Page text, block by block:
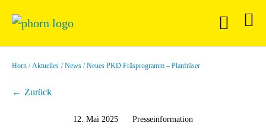
Horn Aktuelles News Neues PKD Fräsprogramm – Planfräser
Zurück
12. Mai 2025 Presseinformation